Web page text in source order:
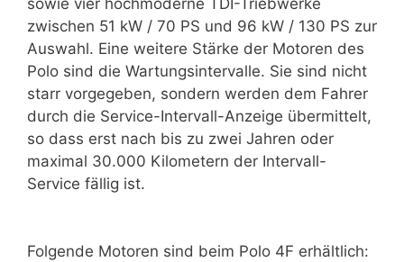
zwischen 51 kW / 70 PS und 96 kW / 130 PS zur
Auswahl. Eine weitere Stärke der Motoren des
Polo sind die Wartungsintervalle. Sie sind nicht
starr vorgegeben, sondern werden dem Fahrer
durch die Service-Intervall-Anzeige übermittelt,
so dass erst nach bis zu zwei Jahren oder
maximal 30.000 Kilometern der Intervall-
Service fällig ist.
Folgende Motoren sind beim Polo 4F erhältlich: